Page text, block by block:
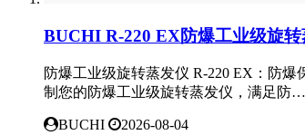
BUCHI R-220 EX防爆工业级旋转
防爆工业级旋转蒸发仪 R-220 EX：防
制您的防爆工业级旋转蒸发仪，满足
BUCHI 2026-08-04